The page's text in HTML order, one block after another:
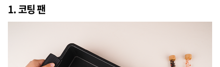
1. 코팅 팬